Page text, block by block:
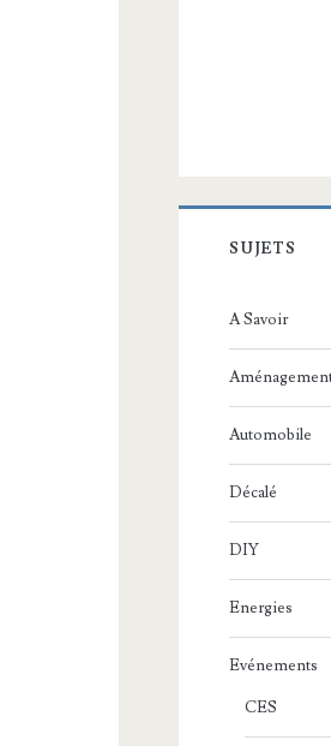
SUJETS
A Savoir
Automobile
Décalé
DIY
Energies
Evénements
CES